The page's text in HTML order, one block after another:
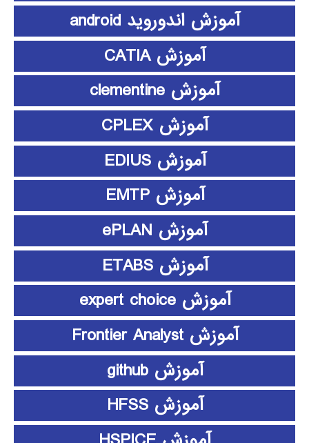
آموزش اندوروید android
آموزش CATIA
آموزش clementine
آموزش CPLEX
آموزش EDIUS
آموزش EMTP
آموزش ePLAN
آموزش ETABS
آموزش expert choice
آموزش Frontier Analyst
آموزش github
آموزش HFSS